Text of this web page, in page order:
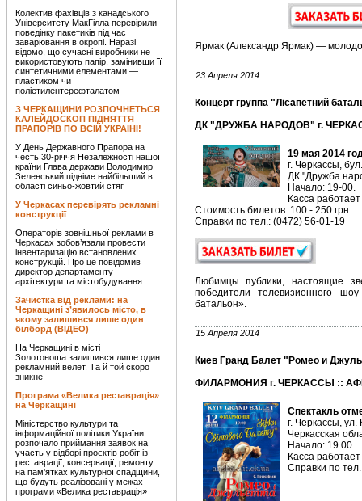
Колектив фахівців з канадського
Університету МакГілла перевірили
поведінку пакетиків під час
заварювання в окропі. Наразі
відомо, що сучасні виробники не
використовують папір, замінивши її
синтетичними елементами —
пластиком чи
поліетилентерефталатом
З ЧЕРКАЩИНИ РОЗПОЧНЕТЬСЯ
КАЛЕЙДОСКОП ПІДНЯТТЯ
ПРАПОРІВ ПО ВСІЙ УКРАЇНІ!
У День Державного Прапора на
честь 30-річчя Незалежності нашої
країни Глава держави Володимир
Зеленський підніме найбільший в
області синьо-жовтий стяг
У Черкасах перевірять рекламні
конструкції
Операторів зовнішньої реклами в
Черкасах зобов’язали провести
інвентаризацію встановлених
конструкцій. Про це повідомив
директор департаменту
архітектури та містобудування
Зачистка від реклами: на
Черкащині з’явилось місто, в
якому залишився лише один
білборд (ВІДЕО)
На Черкащині в місті
Золотоноша залишився лише один
рекламний велет. Та й той скоро
зникне
Програма «Велика реставрація»
на Черкащині
Міністерство культури та
інформаційної політики України
розпочало приймання заявок на
участь у відборі проєктів робіт із
реставрації, консервації, ремонту
на пам’ятках культурної спадщини,
що будуть реалізовані у межах
програми «Велика реставрація»
Ярмак (Александр Ярмак) —
23 Апреля 2014
Концерт группа "Лісапетний
ДК "ДРУЖБА НАРОДОВ" г.
19 мая 2014
г. Черкассы,
ДК "Дружба
Начало: 19-00.
Касса
Стоимость билетов: 100 - 250 грн.
Справки по тел.: (0472) 56-01-19
Любимцы публики, настоящие
победители телевизионного
батальон».
15 Апреля 2014
Киев Гранд Балет "Ромео и
ФИЛАРМОНИЯ г. ЧЕРКАССЫ ::
Спектакль
г. Черкассы,
Черкасская
Начало: 19.00
Касса
Справки по